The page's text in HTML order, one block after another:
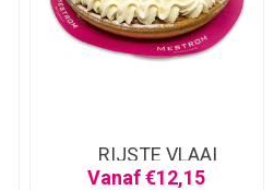
RIJSTE VLAAI
SLAGROOM
Vanaf €12,15